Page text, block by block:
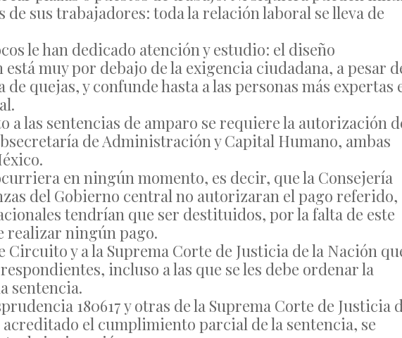
sus trabajadores: toda la relación laboral se lleva de
le han dedicado atención y estudio: el diseño
muy por debajo de la exigencia ciudadana, a pesar
quejas, y confunde hasta a las personas más expertas
las sentencias de amparo se requiere la autorización
de Administración y Capital Humano, ambas
en ningún momento, es decir, que la Consejería
del Gobierno central no autorizaran el pago referido,
tendrían que ser destituidos, por la falta de este
realizar ningún pago.
y a la Suprema Corte de Justicia de la Nación
incluso a las que se les debe ordenar la
sentencia.
180617 y otras de la Suprema Corte de Justicia
el cumplimiento parcial de la sentencia, se